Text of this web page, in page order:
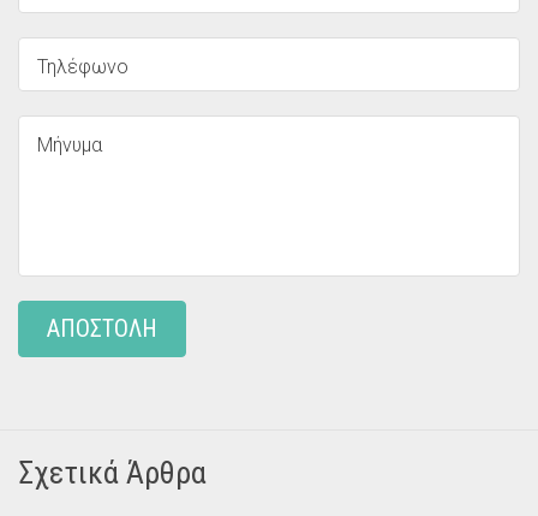
Τηλέφωνο
Μήνυμα
ΑΠΟΣΤΟΛΗ
Σχετικά Άρθρα